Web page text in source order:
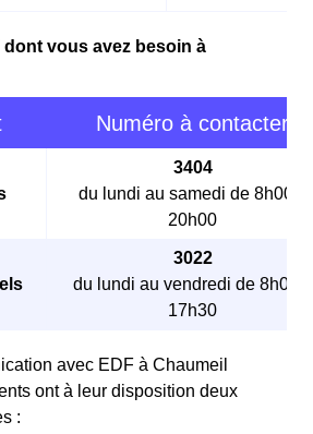
dont vous avez besoin à
Numéro à contacter
3404
du lundi au samedi de 8h00 à
20h00
3022
du lundi au vendredi de 8h00 à
17h30
avec EDF à Chaumeil
ont à leur disposition deux
: